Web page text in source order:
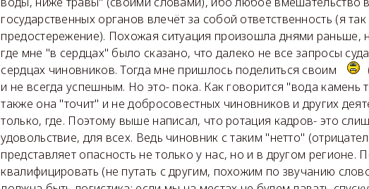
государственных органов влечёт за собой ответственность (я
предостережение). Похожая ситуация произошла днями раньше,
где мне "в сердцах" было сказано, что далеко не все запросы
сердцах чиновников. Тогда мне пришлось поделиться своим
и не всегда успешным. Но это- пока. Как говорится "вода камень
также она "точит" и не добросовестных чиновников и других
только, где. Поэтому выше написал, что ротация кадров- это
удовольствие, для всех. Ведь чиновник с таким "нетто"
представляет опасность не только у нас, но и в другом регионе.
квалифицировать (не путать с другим, похожим по звучанию